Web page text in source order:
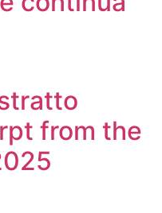
from the